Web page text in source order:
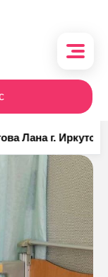
Лана г. Иркутск❗